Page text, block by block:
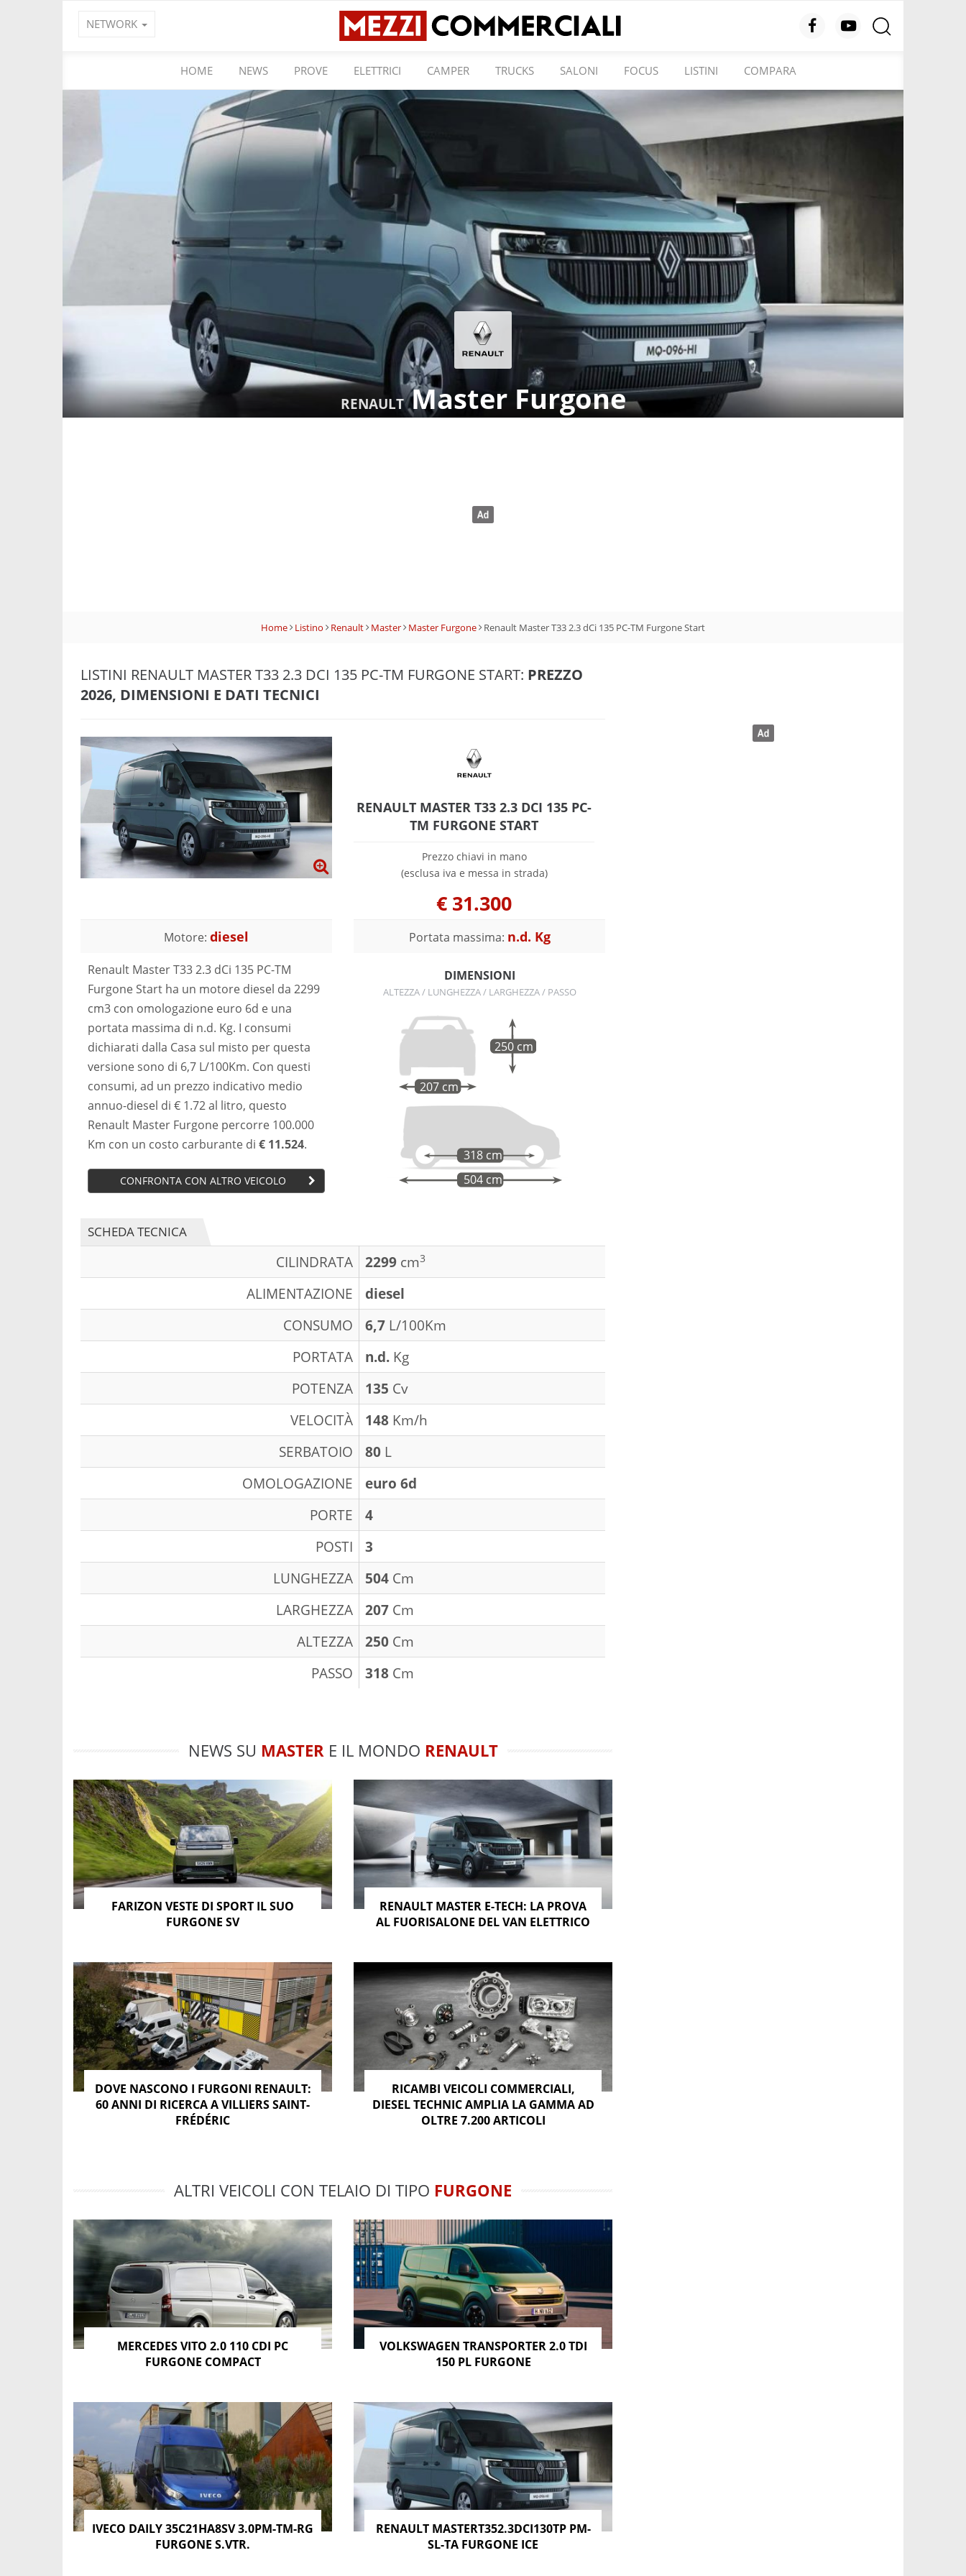
NETWORK
HOME NEWS PROVE ELETTRICI CAMPER TRUCKS SALONI FOCUS LISTINI COMPARA
RENAULTMaster Furgone
Home Listino Renault Master Master Furgone Renault Master T33 2.3 dCi 135 PC-TM Furgone Start
LISTINI RENAULT MASTER T33 2.3 DCI 135 PC-TM FURGONE START: PREZZO
2026, DIMENSIONI E DATI TECNICI
RENAULT MASTER T33 2.3 DCI 135 PC-
TM FURGONE START
Prezzo chiavi in mano
(esclusa iva e messa in strada)
€ 31.300
Motore: diesel
Renault Master T33 2.3 dCi 135 PC-TM
Furgone Start ha un motore diesel da 2299
cm3 con omologazione euro 6d e una
portata massima di n.d. Kg. I consumi
dichiarati dalla Casa sul misto per questa
versione sono di 6,7 L/100Km. Con questi
consumi, ad un prezzo indicativo medio
annuo-diesel di € 1.72 al litro, questo
Renault Master Furgone percorre 100.000
Km con un costo carburante di € 11.524.
CONFRONTA CON ALTRO VEICOLO
Portata massima: n.d. Kg
DIMENSIONI
ALTEZZA / LUNGHEZZA / LARGHEZZA / PASSO
207 cm
250 cm
504 cm
318 cm
SCHEDA TECNICA
CILINDRATA 2299 cm3
ALIMENTAZIONE
diesel
CONSUMO
6,7 L/100Km
PORTATA
n.d. Kg
POTENZA
135 Cv
VELOCITÀ
148 Km/h
SERBATOIO
80 L
OMOLOGAZIONE
euro 6d
PORTE
4
POSTI
3
LUNGHEZZA
504 Cm
LARGHEZZA
207 Cm
ALTEZZA
250 Cm
PASSO
318 Cm
NEWS SU MASTERE IL MONDO RENAULT
FARIZON VESTE DI SPORT IL SUO
FURGONE SV
RENAULT MASTER E-TECH: LA PROVA
AL FUORISALONE DEL VAN ELETTRICO
DOVE NASCONO I FURGONI RENAULT:
60 ANNI DI RICERCA A VILLIERS SAINT-
FRÉDÉRIC
RICAMBI VEICOLI COMMERCIALI,
DIESEL TECHNIC AMPLIA LA GAMMA AD
OLTRE 7.200 ARTICOLI
ALTRI VEICOLI CON TELAIO DI TIPO FURGONE
MERCEDES VITO 2.0 110 CDI PC
FURGONE COMPACT
VOLKSWAGEN TRANSPORTER 2.0 TDI
150 PL FURGONE
IVECO DAILY 35C21HA8SV 3.0PM-TM-RG
FURGONE S.VTR.
RENAULT MASTERT352.3DCI130TP PM-
SL-TA FURGONE ICE